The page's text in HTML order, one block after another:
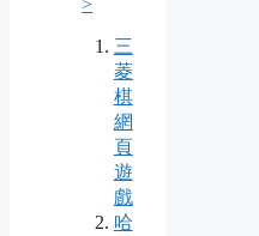
>
三
菱
棋
網
頁
遊
戲
哈